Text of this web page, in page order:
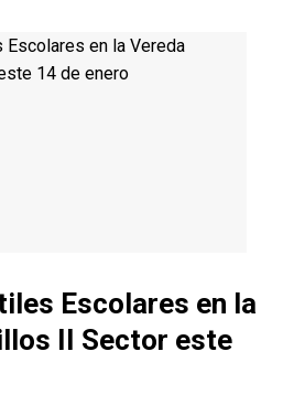
Escolares en la
II Sector este